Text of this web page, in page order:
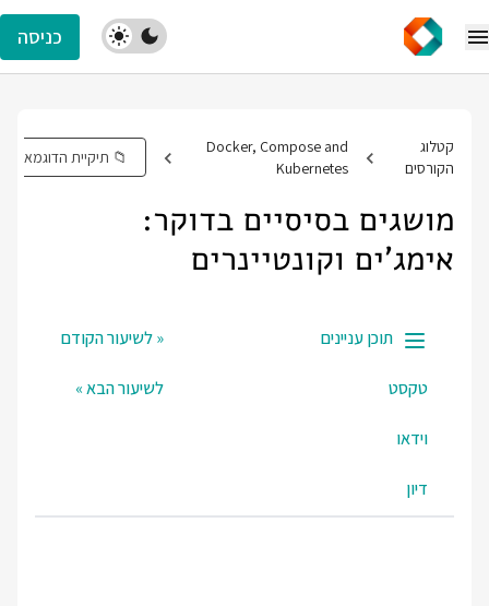
כניסה
קטלוג
הקורסים
Docker, Compose and
Kubernetes
📁 תיקיית הדוגמאות
מושגים בסיסיים בדוקר:
אימג'ים וקונטיינרים
תוכן עניינים
טקסט
וידאו
דיון
« לשיעור הקודם
לשיעור הבא »